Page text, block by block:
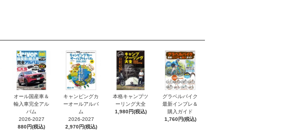
オール国産車＆
輸入車完全アル
バム
2026-2027
880円(税込)
キャンピングカ
ーオールアルバ
ム
2026-2027
2,970円(税込)
本格キャンプツ
ーリング大全
1,980円(税込)
グラベルバイク
最新インプレ＆
購入ガイド
1,760円(税込)